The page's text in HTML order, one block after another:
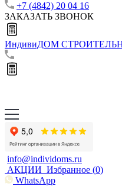
+7 (4842) 20 04 16
ЗАКАЗАТЬ ЗВОНОК
ИндивиДОМ
info@individoms.ru
АКЦИИ Избранное (0)
WhatsApp